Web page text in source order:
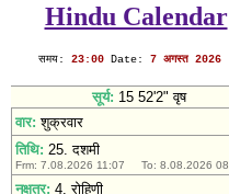
Hindu Calendar